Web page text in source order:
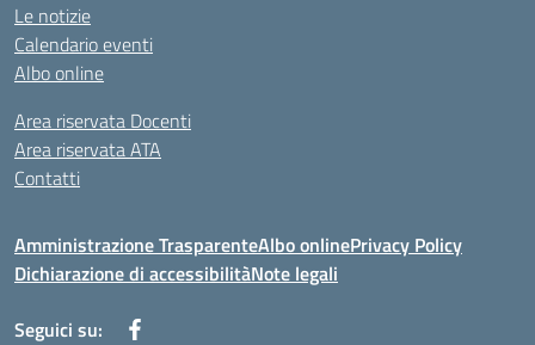
Le notizie
Calendario eventi
Albo online
Area riservata Docenti
Area riservata ATA
Contatti
Amministrazione TrasparenteAlbo onlinePrivacy Policy
Dichiarazione di accessibilitàNote legali
Seguici su: